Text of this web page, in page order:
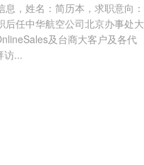
，姓名：简历本，求职意向：
任中华航空公司北京办事处大
及台商大客户及各代
访...